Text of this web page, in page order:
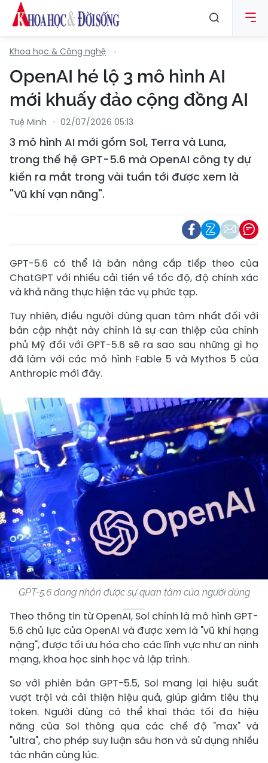
Khoa học & Công nghệ
OpenAI hé lộ 3 mô hình AI
mới khuấy đảo cộng đồng AI
Tuệ Minh 02/07/2026 05:13
3 mô hình AI mới gồm Sol, Terra và Luna,
trong thế hệ GPT-5.6 mà OpenAI công ty dự
kiến ra mắt trong vài tuần tới được xem là
"Vũ khí vạn năng".
GPT-5.6 có thể là bản nâng cấp tiếp theo của
ChatGPT với nhiều cải tiến về tốc độ, độ chính xác
và khả năng thực hiện tác vụ phức tạp.
Tuy nhiên, điều người dùng quan tâm nhất đối với
bản cập nhật này chính là sự can thiệp của chính
phủ Mỹ đối với GPT-5.6 sẽ ra sao sau những gì họ
đã làm với các mô hình Fable 5 và Mythos 5 của
Anthropic mới đây.
GPT-5.6 đang nhận được sự quan tâm của người dùng
Theo thông tin từ OpenAI, Sol chính là mô hình GPT-
5.6 chủ lực của OpenAI và được xem là "vũ khí hạng
nặng", được tối ưu hóa cho các lĩnh vực như an ninh
mạng, khoa học sinh học và lập trình.
So với phiên bản GPT-5.5, Sol mang lại hiệu suất
vượt trội và cải thiện hiệu quả, giúp giảm tiêu thụ
token. Người dùng có thể khai thác tối đa hiệu
năng của Sol thông qua các chế độ "max" và
"ultra", cho phép suy luận sâu hơn và sử dụng nhiều
tác nhân cùng lúc.